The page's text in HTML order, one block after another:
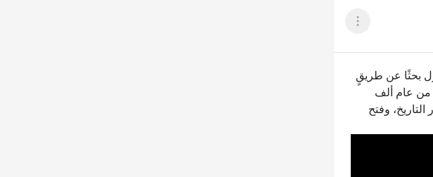
عرض القائمة
بحثًا عن طريقٍ
من عام ألف
وفتح